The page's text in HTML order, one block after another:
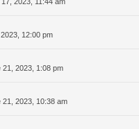
12:00 pm
21, 2023, 1:08 pm
21, 2023, 10:38 am